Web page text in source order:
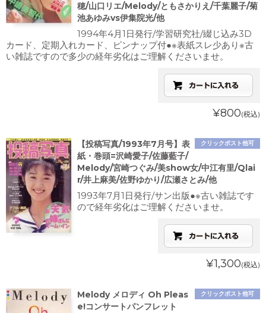
穂/山口リエ/Melody/ともさかりえ/千葉麗子/菊
池あゆみvs伊集院光/他
1994年4月1日発行/学習研究社/綴じ込み3D
カード、定期入れカード、ピンナップ付●※表紙スレ少あり※古
い雑誌ですので多少の経年劣化はご理解くださいませ。
¥800(税込)
クリックポスト他可
【投稿写真/1993年7月号】表
紙・巻頭=沢崎愛子/佐藤藍子/
Melody/宮崎つぐみ/美show女/中江有里/Qlai
r/井上麻美/佐野ゆかり/広瀬さとみ/他
1993年7月1日発行/サン出版●※古い雑誌です
ので経年劣化はご理解くださいませ。
¥1,300(税込)
クリックポスト他可
Melody メロディ Oh Pleas
e!コンサートパンフレット